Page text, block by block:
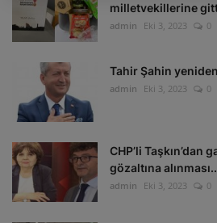
milletvekillerine
admin Eki 3, 2023 0
Tahir Şahin
admin Eki 3, 2023 0
CHP’li Taşkın’dan
gözaltına
admin Eki 3, 2023 0